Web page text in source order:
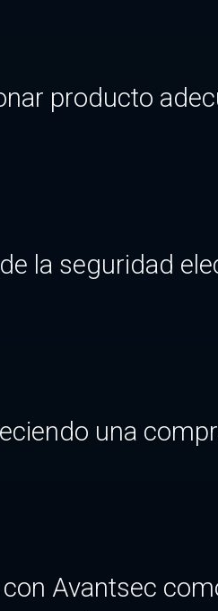
producto
la seguridad
una
Avantsec